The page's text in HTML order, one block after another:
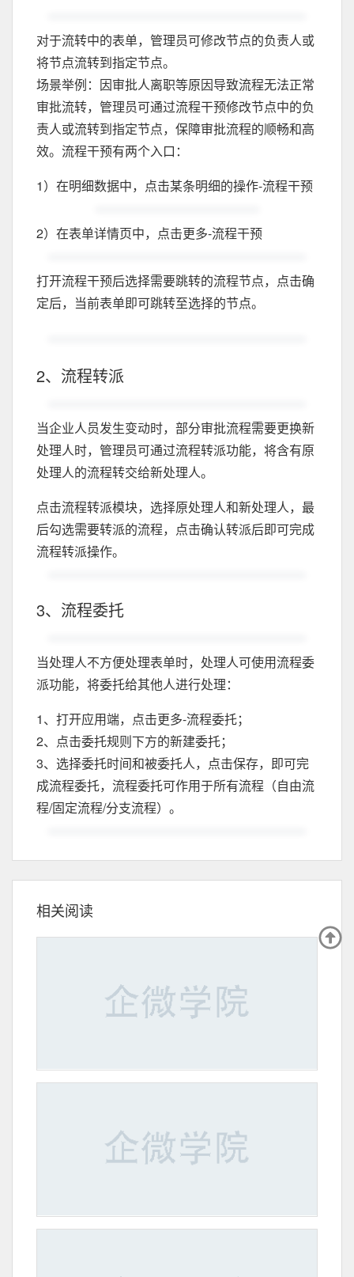
对于流转中的表单，管理员可修改节点的负责人或
将节点流转到指定节点。
场景举例：因审批人离职等原因导致流程无法正常
审批流转，管理员可通过流程干预修改节点中的负
责人或流转到指定节点，保障审批流程的顺畅和高
效。流程干预有两个入口：
1）在明细数据中，点击某条明细的操作-流程干预
2）在表单详情页中，点击更多-流程干预
打开流程干预后选择需要跳转的流程节点，点击确
定后，当前表单即可跳转至选择的节点。
2、流程转派
当企业人员发生变动时，部分审批流程需要更换新
处理人时，管理员可通过流程转派功能，将含有原
处理人的流程转交给新处理人。
点击流程转派模块，选择原处理人和新处理人，最
后勾选需要转派的流程，点击确认转派后即可完成
流程转派操作。
3、流程委托
当处理人不方便处理表单时，处理人可使用流程委
派功能，将委托给其他人进行处理：
1、打开应用端，点击更多-流程委托；
2、点击委托规则下方的新建委托；
3、选择委托时间和被委托人，点击保存，即可完
成流程委托，流程委托可作用于所有流程（自由流
程/固定流程/分支流程）。
相关阅读